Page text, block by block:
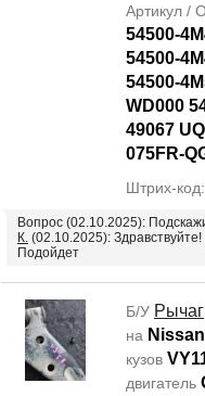
Артикул /
54500-
54500-
54500-
WD000
49067
075FR-
Штрих-
Вопрос (02.10.2025):
К. (02.10.2025): Здравствуйте!
Подойдет
Б/У Рычаг
на
кузов
двигатель